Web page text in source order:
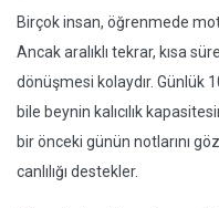
Birçok insan, öğrenmede
Ancak aralıklı tekrar, kısa
dönüşmesi kolaydır. Günlük
bile beynin kalıcılık
bir önceki günün notlarını
canlılığı destekler.